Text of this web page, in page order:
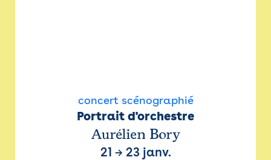
concert scénographié
Portrait d'orchestre
Aurélien Bory
21 → 23 janv.